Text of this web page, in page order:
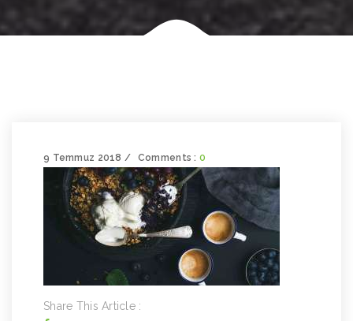
9 Temmuz 2018 Comments :0
Share This Article :